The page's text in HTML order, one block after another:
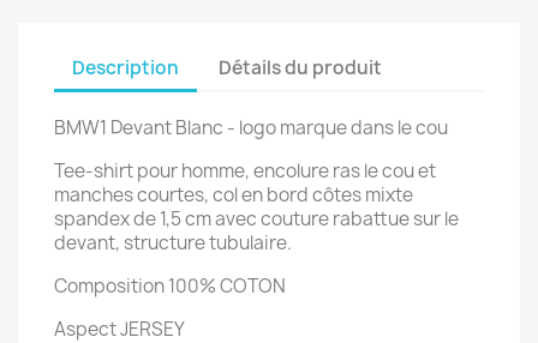
Description Détails du produit
BMW1 Devant Blanc - logo marque dans le cou
Tee-shirt pour homme, encolure ras le cou et
manches courtes, col en bord côtes mixte
spandex de 1,5 cm avec couture rabattue sur le
devant, structure tubulaire.
Composition 100% COTON
Aspect JERSEY